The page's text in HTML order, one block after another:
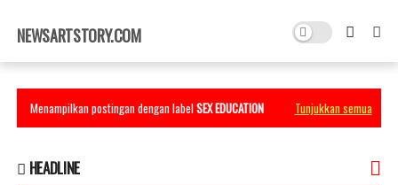
×
NEWSARTSTORY.COM
Menampilkan postingan dengan labelSEX EDUCATION Tunjukkan semua
HEADLINE